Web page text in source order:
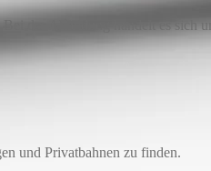
Bei der Abbildung handelt es sich
und Privatbahnen zu finden.